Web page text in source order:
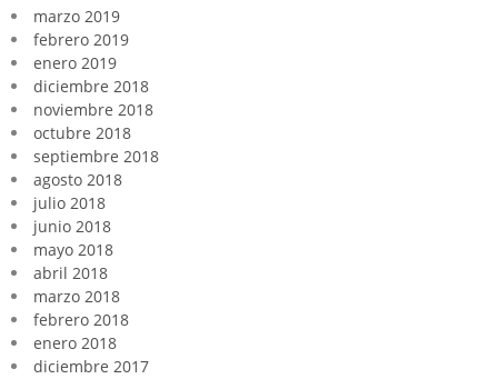
marzo 2019
febrero 2019
enero 2019
diciembre 2018
noviembre 2018
octubre 2018
septiembre 2018
agosto 2018
julio 2018
junio 2018
mayo 2018
abril 2018
marzo 2018
febrero 2018
enero 2018
diciembre 2017